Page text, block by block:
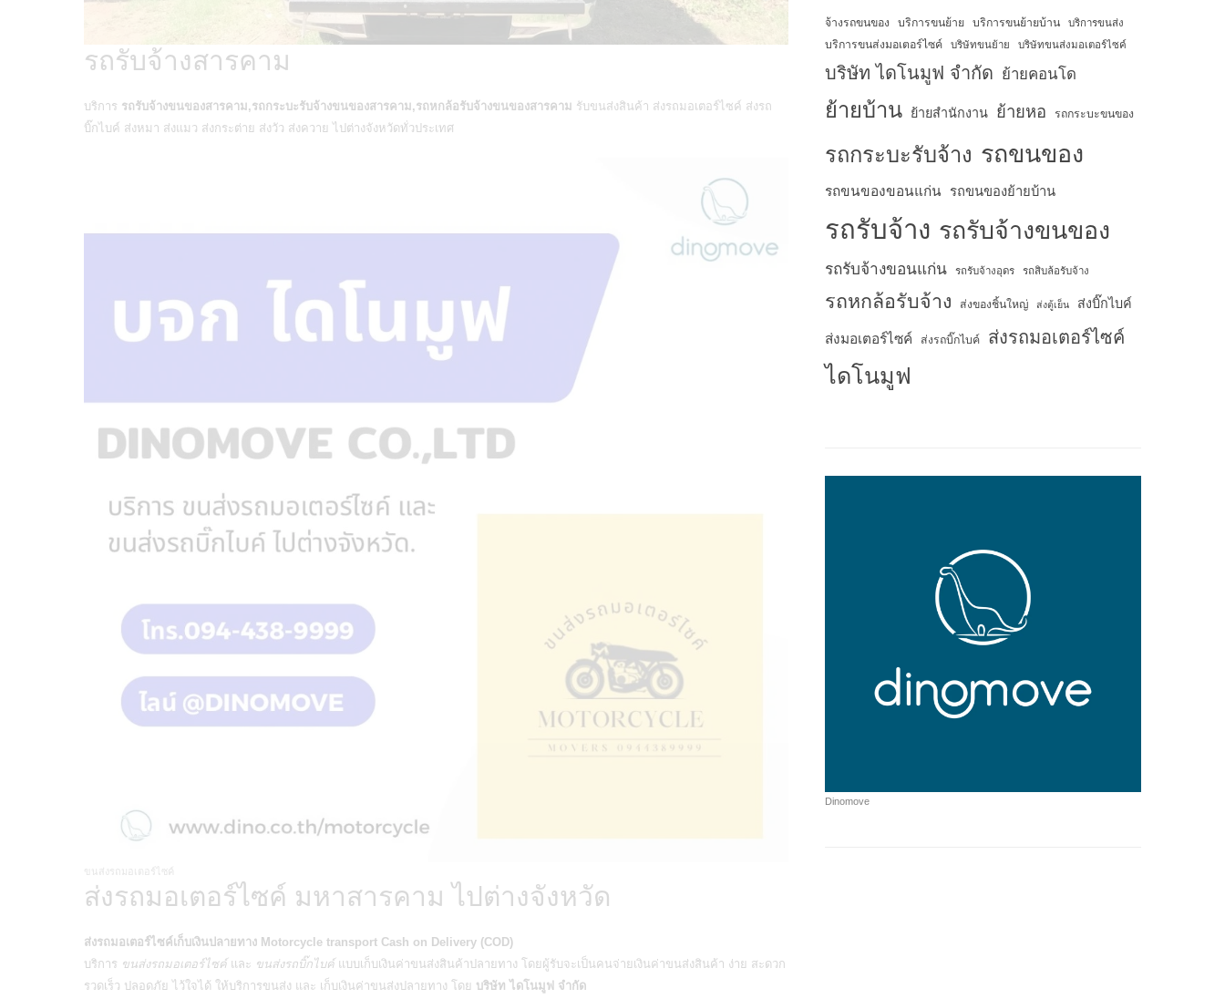
รถรับจ้างสารคาม
บริการ รถรับจ้างขนของสารคาม,รถกระบะรับจ้างขนของสารคาม,รถหกล้อรับจ้างขนของสารคาม รับขนส่งสินค้า ส่งรถมอเตอร์ไซค์ ส่งรถ
บิ๊กไบค์ ส่งหมา ส่งแมว ส่งกระต่าย ส่งวัว ส่งควาย ไปต่างจังหวัดทั่วประเทศ
ขนส่งรถมอเตอร์ไซค์
ส่งรถมอเตอร์ไซค์ มหาสารคาม ไปต่างจังหวัด
ส่งรถมอเตอร์ไซค์เก็บเงินปลายทาง Motorcycle transport Cash on Delivery (COD)
บริการ ขนส่งรถมอเตอร์ไซค์ และ ขนส่งรถบิ๊กไบค์ แบบเก็บเงินค่าขนส่งสินค้าปลายทาง โดยผู้รับจะเป็นคนจ่ายเงินค่าขนส่งสินค้า ง่าย สะดวก
รวดเร็ว ปลอดภัย ไว้ใจได้ ให้บริการขนส่ง และ เก็บเงินค่าขนส่งปลายทาง โดย บริษัท ไดโนมูฟ จำกัด
จ้างรถขนของ บริการขนย้าย บริการขนย้ายบ้าน บริการขนส่ง
บริการขนส่งมอเตอร์ไซค์ บริษัทขนย้าย บริษัทขนส่งมอเตอร์ไซค์
บริษัท ไดโนมูฟ จำกัด ย้ายคอนโด
ย้ายบ้าน ย้ายสำนักงาน ย้ายหอ รถกระบะขนของ
รถกระบะรับจ้าง รถขนของ
รถขนของขอนแก่น รถขนของย้ายบ้าน
รถรับจ้าง รถรับจ้างขนของ
รถรับจ้างขอนแก่น รถรับจ้างอุดร รถสิบล้อรับจ้าง
รถหกล้อรับจ้าง ส่งของชิ้นใหญ่ ส่งตู้เย็น ส่งบิ๊กไบค์
ส่งมอเตอร์ไซค์ ส่งรถบิ๊กไบค์ ส่งรถมอเตอร์ไซค์
ไดโนมูฟ
Dinomove